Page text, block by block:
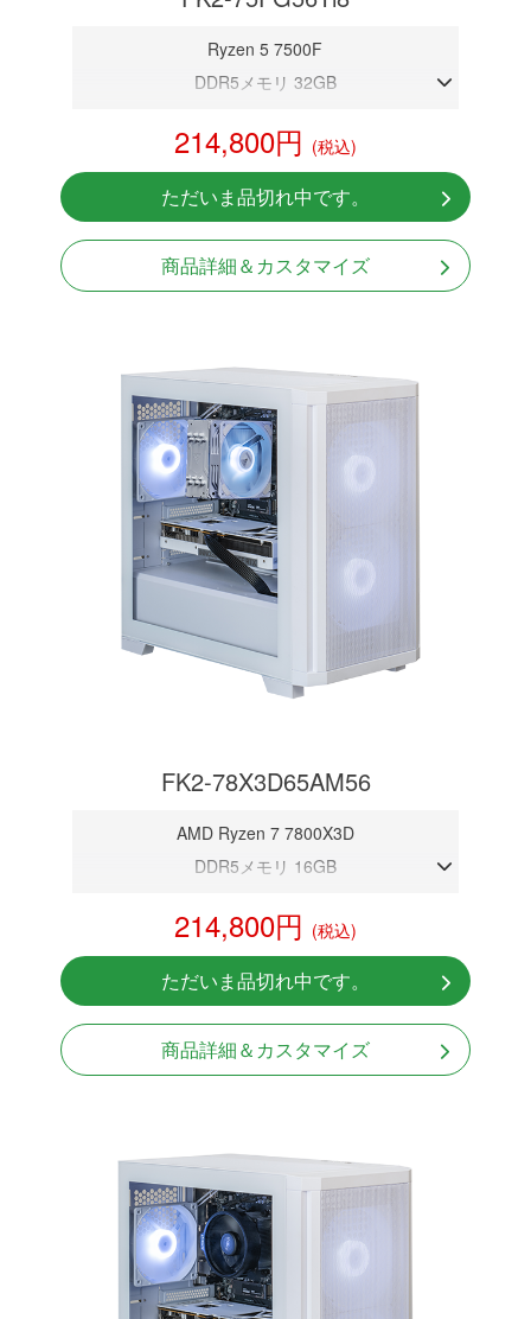
Ryzen 5 7500F
DDR5メモリ 32GB
NVMeSSD 1TB
Windows11 Home 64bit
214,800円 (税込)
ただいま品切れ中です。
商品詳細＆カスタマイズ
FK2-78X3D65AM56
AMD Ryzen 7 7800X3D
DDR5メモリ 16GB
NVMeSSD 1TB
Windows11 Home 64bit
214,800円 (税込)
ただいま品切れ中です。
商品詳細＆カスタマイズ